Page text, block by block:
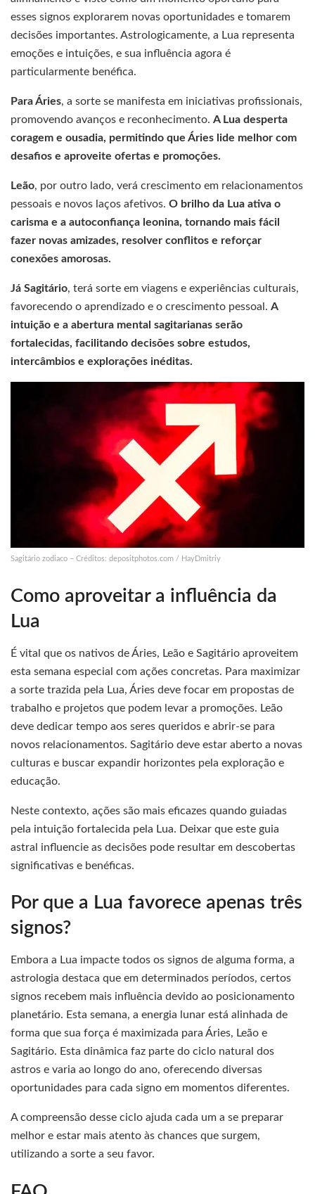
esses signos explorarem novas oportunidades e tomarem
decisões importantes. Astrologicamente, a Lua representa
emoções e intuições, e sua influência agora é
particularmente benéfica.
Para Áries, a sorte se manifesta em iniciativas profissionais,
promovendo avanços e reconhecimento. A Lua desperta
coragem e ousadia, permitindo que Áries lide melhor com
desafios e aproveite ofertas e promoções.
Leão, por outro lado, verá crescimento em relacionamentos
pessoais e novos laços afetivos. O brilho da Lua ativa o
carisma e a autoconfiança leonina, tornando mais fácil
fazer novas amizades, resolver conflitos e reforçar
conexões amorosas.
Já Sagitário, terá sorte em viagens e experiências culturais,
favorecendo o aprendizado e o crescimento pessoal. A
intuição e a abertura mental sagitarianas serão
fortalecidas, facilitando decisões sobre estudos,
intercâmbios e explorações inéditas.
Sagitário zodiaco – Créditos: depositphotos.com / HayDmitriy
Como aproveitar a influência da
Lua
É vital que os nativos de Áries, Leão e Sagitário aproveitem
esta semana especial com ações concretas. Para maximizar
a sorte trazida pela Lua, Áries deve focar em propostas de
trabalho e projetos que podem levar a promoções. Leão
deve dedicar tempo aos seres queridos e abrir-se para
novos relacionamentos. Sagitário deve estar aberto a novas
culturas e buscar expandir horizontes pela exploração e
educação.
Neste contexto, ações são mais eficazes quando guiadas
pela intuição fortalecida pela Lua. Deixar que este guia
astral influencie as decisões pode resultar em descobertas
significativas e benéficas.
Por que a Lua favorece apenas três
signos?
Embora a Lua impacte todos os signos de alguma forma, a
astrologia destaca que em determinados períodos, certos
signos recebem mais influência devido ao posicionamento
planetário. Esta semana, a energia lunar está alinhada de
forma que sua força é maximizada para Áries, Leão e
Sagitário. Esta dinâmica faz parte do ciclo natural dos
astros e varia ao longo do ano, oferecendo diversas
oportunidades para cada signo em momentos diferentes.
A compreensão desse ciclo ajuda cada um a se preparar
melhor e estar mais atento às chances que surgem,
utilizando a sorte a seu favor.